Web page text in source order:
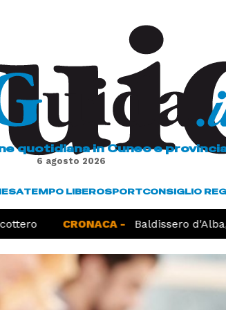
quotidiana in Cuneo e
6 agosto 2026
TEMPO LIBEROSPORTCONSIGLIO
CRONACA - Baldissero d'Alba,